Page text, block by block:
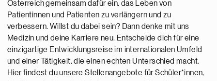
Österreich gemeinsam dafür ein, das Leben von
Patientinnen und Patienten zu verlängern und zu
verbessern. Willst du dabei sein? Dann denke mit uns
Medizin und deine Karriere neu. Entscheide dich für eine
einzigartige Entwicklungsreise im internationalen Umfeld
und einer Tätigkeit, die einen echten Unterschied macht.
Hier findest du unsere Stellenangebote für Schüler*innen,